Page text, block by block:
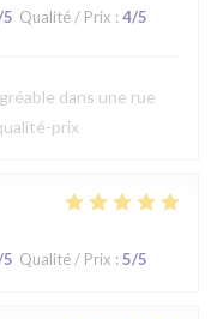
Qualité / Prix : 4/5
dans une rue
prix
Qualité / Prix : 5/5